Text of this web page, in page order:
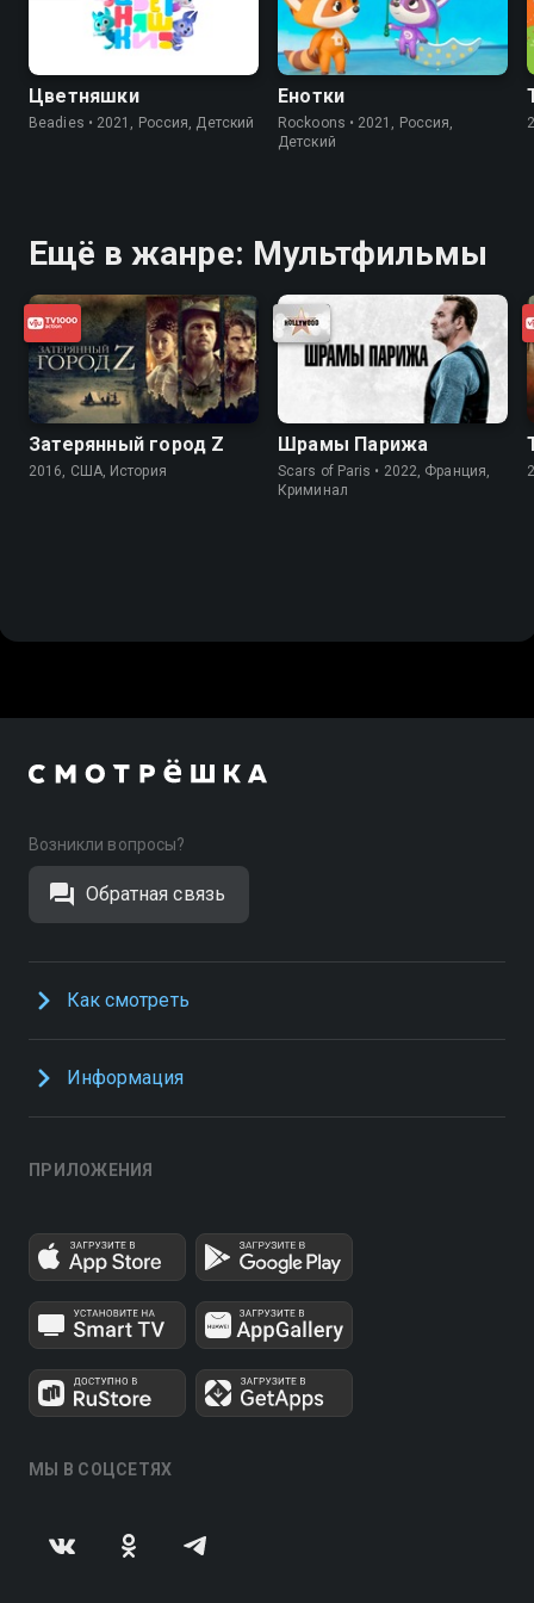
Цветняшки
Beadies • 2021, Россия, Детский
Енотки
Rockoons • 2021, Россия,
Детский
Ещё в жанре: Мультфильмы
Затерянный город Z
2016, США, История
Шрамы Парижа
Scars of Paris • 2022, Франция,
Криминал
Возникли вопросы?
Обратная связь
Как смотреть
Информация
ПРИЛОЖЕНИЯ
МЫ В СОЦСЕТЯХ